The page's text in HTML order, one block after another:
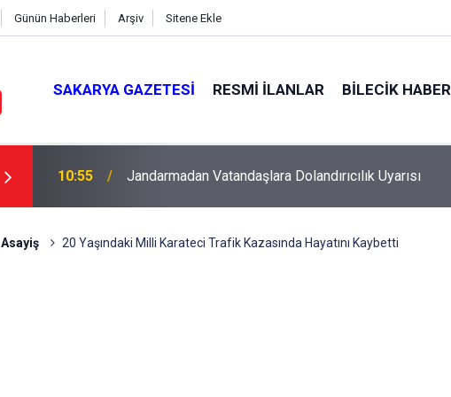
Günün Haberleri Arşiv Sitene Ekle
SAKARYA GAZETESI RESMI İLANLAR BILECIK HABER
10:55 Jandarmadan Vatandaşlara Dolandırıcılık Uyarısı
Asayiş 20 Yaşındaki Milli Karateci Trafik Kazasında Hayatını Kaybetti